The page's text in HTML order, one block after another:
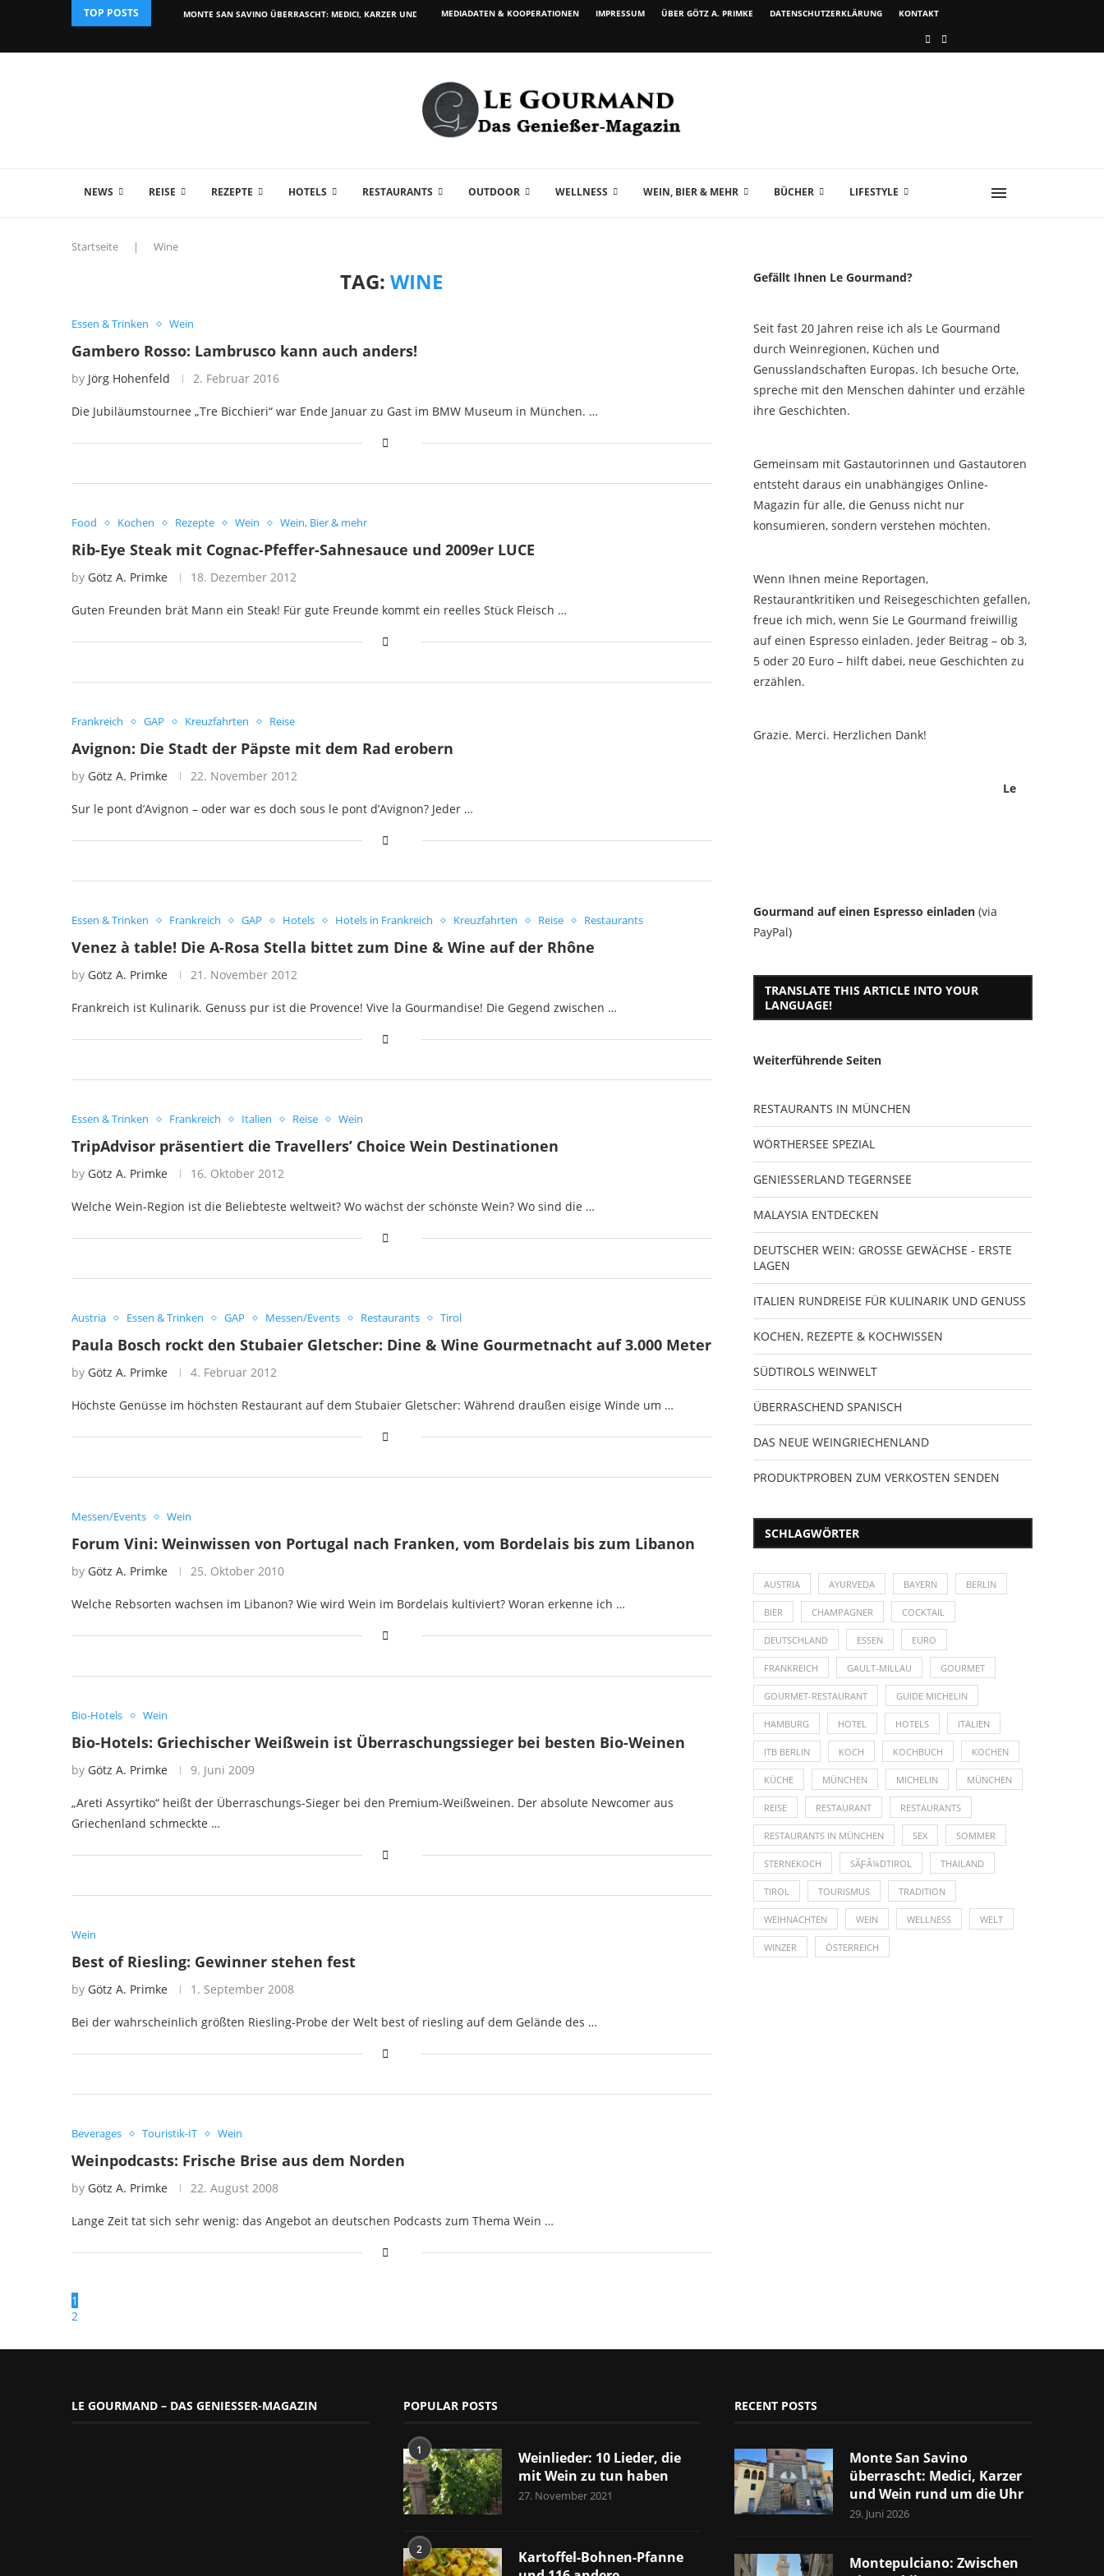
TOP POSTS MONTE SAN SAVINO ÜBERRASCHT: MEDICI, KARZER UND WEIN...MEDIADATEN & KOOPERATIONEN IMPRESSUM ÜBER GÖTZ A. PRIMKE DATENSCHUTZERKLÄRUNG KONTAKT
NEWS REISE REZEPTE HOTELS RESTAURANTS OUTDOOR WELLNESS WEIN, BIER & MEHR BÜCHER LIFESTYLE
Startseite | Wine
TAG:WINE
Essen & Trinken Wein
Gambero Rosso: Lambrusco kann auch anders!
by Jörg Hohenfeld 2. Februar 2016
Die Jubiläumstournee „Tre Bicchieri“ war Ende Januar zu Gast im BMW Museum in München. …
Food Kochen Rezepte Wein Wein, Bier & mehr
Rib-Eye Steak mit Cognac-Pfeffer-Sahnesauce und 2009er LUCE
by Götz A. Primke 18. Dezember 2012
Guten Freunden brät Mann ein Steak! Für gute Freunde kommt ein reelles Stück Fleisch …
Frankreich GAP Kreuzfahrten Reise
Avignon: Die Stadt der Päpste mit dem Rad erobern
by Götz A. Primke 22. November 2012
Sur le pont d’Avignon – oder war es doch sous le pont d’Avignon? Jeder …
Essen & Trinken Frankreich GAP Hotels Hotels in Frankreich Kreuzfahrten Reise Restaurants
Venez à table! Die A-Rosa Stella bittet zum Dine & Wine auf der Rhône
by Götz A. Primke 21. November 2012
Frankreich ist Kulinarik. Genuss pur ist die Provence! Vive la Gourmandise! Die Gegend zwischen …
Essen & Trinken Frankreich Italien Reise Wein
TripAdvisor präsentiert die Travellers’ Choice Wein Destinationen
by Götz A. Primke 16. Oktober 2012
Welche Wein-Region ist die Beliebteste weltweit? Wo wächst der schönste Wein? Wo sind die …
Austria Essen & Trinken GAP Messen/Events Restaurants Tirol
Paula Bosch rockt den Stubaier Gletscher: Dine & Wine Gourmetnacht auf 3.000 Meter
by Götz A. Primke 4. Februar 2012
Höchste Genüsse im höchsten Restaurant auf dem Stubaier Gletscher: Während draußen eisige Winde um …
Messen/Events Wein
Forum Vini: Weinwissen von Portugal nach Franken, vom Bordelais bis zum Libanon
by Götz A. Primke 25. Oktober 2010
Welche Rebsorten wachsen im Libanon? Wie wird Wein im Bordelais kultiviert? Woran erkenne ich …
Bio-Hotels Wein
Bio-Hotels: Griechischer Weißwein ist Überraschungssieger bei besten Bio-Weinen
by Götz A. Primke 9. Juni 2009
„Areti Assyrtiko“ heißt der Überraschungs-Sieger bei den Premium-Weißweinen. Der absolute Newcomer aus
Griechenland schmeckte …
Wein
Best of Riesling: Gewinner stehen fest
by Götz A. Primke 1. September 2008
Bei der wahrscheinlich größten Riesling-Probe der Welt best of riesling auf dem Gelände des …
Beverages Touristik-IT Wein
Weinpodcasts: Frische Brise aus dem Norden
by Götz A. Primke 22. August 2008
Lange Zeit tat sich sehr wenig: das Angebot an deutschen Podcasts zum Thema Wein …
1
2
Gefällt Ihnen Le Gourmand?
Seit fast 20 Jahren reise ich als Le Gourmand
durch Weinregionen, Küchen und
Genusslandschaften Europas. Ich besuche Orte,
spreche mit den Menschen dahinter und erzähle
ihre Geschichten.
Gemeinsam mit Gastautorinnen und Gastautoren
entsteht daraus ein unabhängiges Online-
Magazin für alle, die Genuss nicht nur
konsumieren, sondern verstehen möchten.
Wenn Ihnen meine Reportagen,
Restaurantkritiken und Reisegeschichten gefallen,
freue ich mich, wenn Sie Le Gourmand freiwillig
auf einen Espresso einladen. Jeder Beitrag – ob 3,
5 oder 20 Euro – hilft dabei, neue Geschichten zu
erzählen.
Grazie. Merci. Herzlichen Dank!
Le
Gourmand auf einen Espresso einladen (via
PayPal)
TRANSLATE THIS ARTICLE INTO YOUR
LANGUAGE!
Weiterführende Seiten
RESTAURANTS IN MÜNCHEN
WÖRTHERSEE SPEZIAL
GENIESSERLAND TEGERNSEE
MALAYSIA ENTDECKEN
DEUTSCHER WEIN: GROSSE GEWÄCHSE - ERSTE
LAGEN
ITALIEN RUNDREISE FÜR KULINARIK UND GENUSS
KOCHEN, REZEPTE & KOCHWISSEN
SÜDTIROLS WEINWELT
ÜBERRASCHEND SPANISCH
DAS NEUE WEINGRIECHENLAND
PRODUKTPROBEN ZUM VERKOSTEN SENDEN
SCHLAGWÖRTER
AUSTRIA AYURVEDA BAYERN BERLIN
BIER CHAMPAGNER COCKTAIL
DEUTSCHLAND ESSEN EURO
FRANKREICH GAULT-MILLAU GOURMET
GOURMET-RESTAURANT GUIDE MICHELIN
HAMBURG HOTEL HOTELS ITALIEN
ITB BERLIN KOCH KOCHBUCH KOCHEN
KÜCHE MÜNCHEN MICHELIN MÜNCHEN
REISE RESTAURANT RESTAURANTS
RESTAURANTS IN MÜNCHEN SEX SOMMER
STERNEKOCH SÃƑÂ¼DTIROL THAILAND
TIROL TOURISMUS TRADITION
WEIHNACHTEN WEIN WELLNESS WELT
WINZER ÖSTERREICH
LE GOURMAND – DAS GENIESSER-MAGAZIN POPULAR POSTS
1
Weinlieder: 10 Lieder, die
mit Wein zu tun haben
27. November 2021
2
Kartoffel-Bohnen-Pfanne
RECENT POSTS
Monte San Savino
überrascht: Medici, Karzer
und Wein rund um die Uhr
29. Juni 2026
Montepulciano: Zwischen